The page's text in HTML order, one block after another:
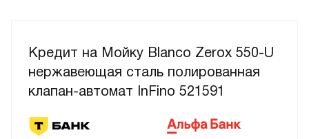
Кредит на Мойку Blanco Zerox 550-U
нержавеющая сталь полированная
клапан-автомат InFino 521591